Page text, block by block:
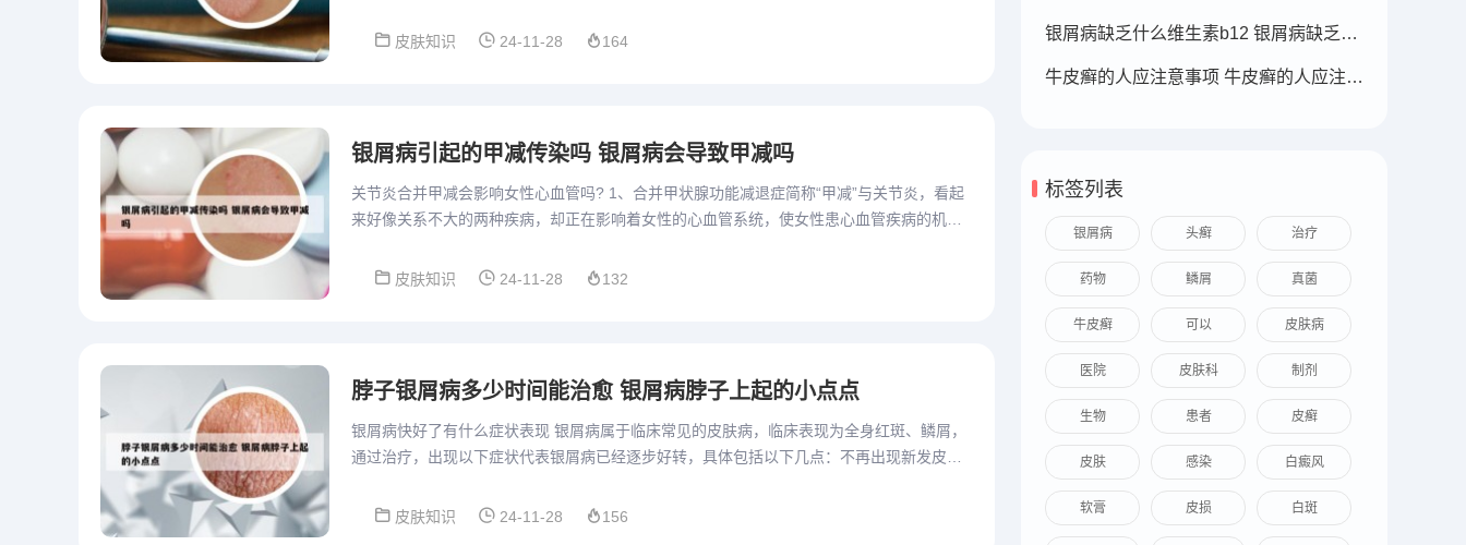
皮肤知识
24-11-28 164
银屑病引起的甲减传染吗 银屑病会导致甲减吗
关节炎合并甲减会影响女性心血管吗? 1、合并甲状腺功能减退症简称“甲减”与关节炎，看起
来好像关系不大的两种疾病，却正在影响着女性的心血管系统，使女性患心血管疾病的机率
皮肤知识
24-11-28 132
脖子银屑病多少时间能治愈 银屑病脖子上起的小点点
银屑病快好了有什么症状表现 银屑病属于临床常见的皮肤病，临床表现为全身红斑、鳞屑，
通过治疗，出现以下症状代表银屑病已经逐步好转，具体包括以下几点：不再出现新发皮肤
皮肤知识
24-11-28 156
银屑病缺乏什么维生素b12 银屑病缺乏什么维生素b12可以补充
牛皮癣的人应注意事项 牛皮癣的人应注意事项
标签列表
银屑病 头癣 治疗
药物 鳞屑 真菌
牛皮癣 可以 皮肤病
医院 皮肤科 制剂
生物 患者 皮癣
皮肤 感染 白癜风
软膏 皮损 白斑